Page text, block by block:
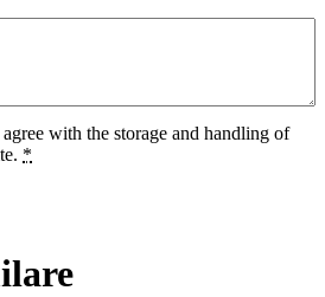
with the storage and handling of
*